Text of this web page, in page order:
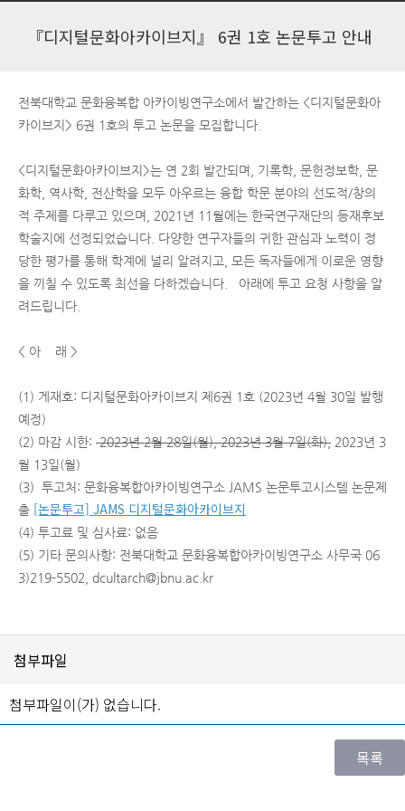
『디지털문화아카이브지』 6권 1호 논문투고 안내
전북대학교 문화융복합 아카이빙연구소에서 발간하는 <디지털문화아
카이브지> 6권 1호의 투고 논문을 모집합니다.
<디지털문화아카이브지>는 연 2회 발간되며, 기록학, 문헌정보학, 문
화학, 역사학, 전산학을 모두 아우르는 융합 학문 분야의 선도적/창의
적 주제를 다루고 있으며, 2021년 11월에는 한국연구재단의 등재후보
학술지에 선정되었습니다. 다양한 연구자들의 귀한 관심과 노력이 정
당한 평가를 통해 학계에 널리 알려지고, 모든 독자들에게 이로운 영향
을 끼칠 수 있도록 최선을 다하겠습니다. 아래에 투고 요청 사항을 알
려드립니다.
< 아 래 >
(1) 게재호: 디지털문화아카이브지 제6권 1호 (2023년 4월 30일 발행
예정)
(2) 마감 시한: 2023년 2월 28일(월), 2023년 3월 7일(화), 2023년 3
월 13일(월)
(3) 투고처: 문화융복합아카이빙연구소 JAMS 논문투고시스템 논문제
출 [논문투고] JAMS 디지털문화아카이브지
(4) 투고료 및 심사료: 없음
(5) 기타 문의사항: 전북대학교 문화융복합아카이빙연구소 사무국 06
3)219-5502, dcultarch@jbnu.ac.kr
첨부파일
첨부파일이(가) 없습니다.